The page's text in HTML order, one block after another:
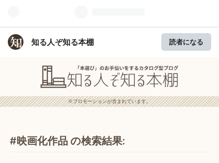
知る人ぞ知る本棚 読者になる
※プロモーションが含まれています。
#映画化作品 の検索結果: